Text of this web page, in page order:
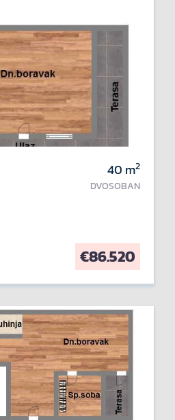
40 m2
DVOSOBAN
€86.520